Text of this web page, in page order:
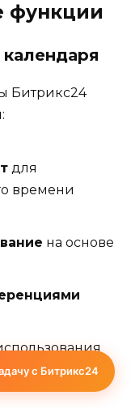
функции
Битрикс24
для
времени
на основе
с Битрикс24